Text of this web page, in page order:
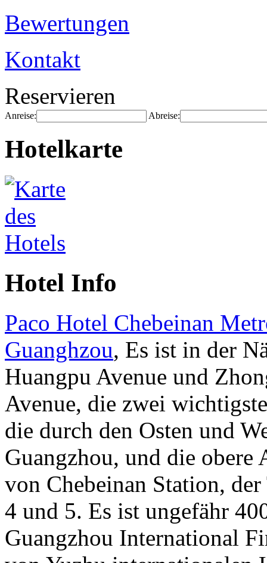
Bewertungen
Kontakt
Reservieren
Anreise: Abreise:
Hotelkarte
Hotel Info
Paco Hotel Chebeinan
Guanghzou, Es ist in der
Huangpu Avenue und
Avenue, die zwei
die durch den Osten und
Guangzhou, und die obere
von Chebeinan Station,
4 und 5. Es ist ungefähr
Guangzhou International